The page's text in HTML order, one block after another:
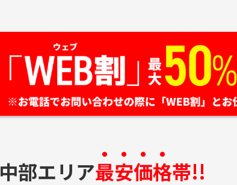
中部エリア最安価格帯!!